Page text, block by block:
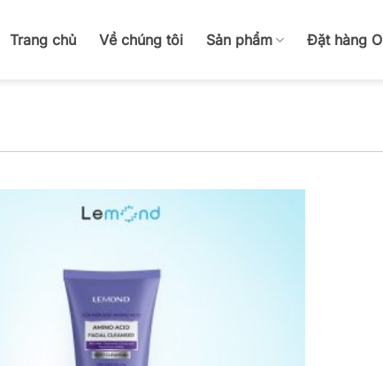
Trang chủ Về chúng tôi Sản phẩm Đặt hàng